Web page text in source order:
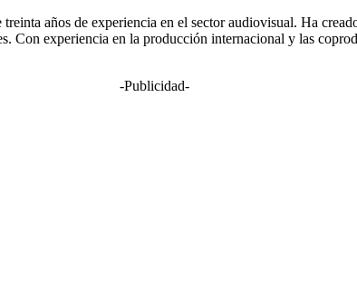
treinta años de experiencia en el sector audiovisual. Ha
Con experiencia en la producción internacional y las
-Publicidad-